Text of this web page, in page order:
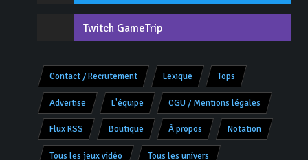
Twitch GameTrip
Contact / Recrutement Lexique Tops
Advertise L'équipe CGU / Mentions légales
Flux RSS Boutique À propos Notation
Tous les jeux vidéo Tous les univers